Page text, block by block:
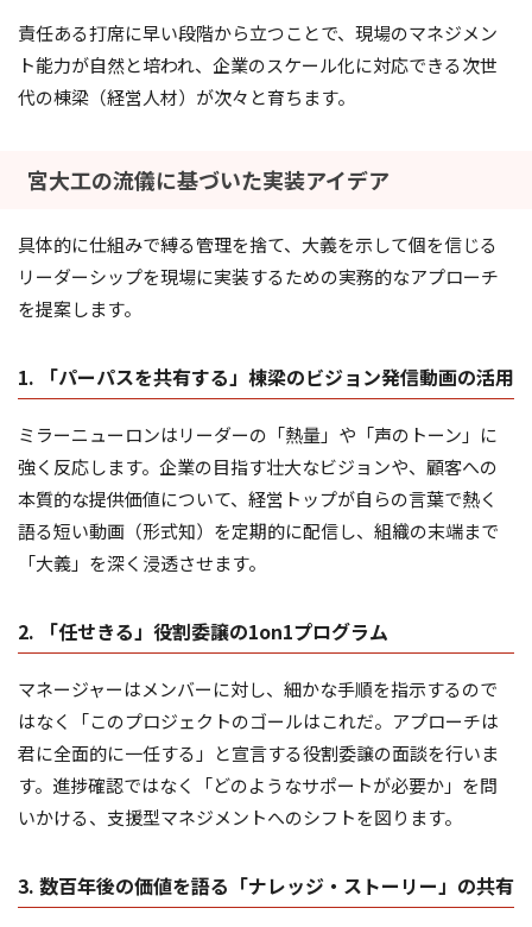
責任ある打席に早い段階から立つことで、現場のマネジメン
ト能力が自然と培われ、企業のスケール化に対応できる次世
代の棟梁（経営人材）が次々と育ちます。
宮大工の流儀に基づいた実装アイデア
具体的に仕組みで縛る管理を捨て、大義を示して個を信じる
リーダーシップを現場に実装するための実務的なアプローチ
を提案します。
1. 「パーパスを共有する」棟梁のビジョン発信動画の活用
ミラーニューロンはリーダーの「熱量」や「声のトーン」に
強く反応します。企業の目指す壮大なビジョンや、顧客への
本質的な提供価値について、経営トップが自らの言葉で熱く
語る短い動画（形式知）を定期的に配信し、組織の末端まで
「大義」を深く浸透させます。
2. 「任せきる」役割委譲の1on1プログラム
マネージャーはメンバーに対し、細かな手順を指示するので
はなく「このプロジェクトのゴールはこれだ。アプローチは
君に全面的に一任する」と宣言する役割委譲の面談を行いま
す。進捗確認ではなく「どのようなサポートが必要か」を問
いかける、支援型マネジメントへのシフトを図ります。
3. 数百年後の価値を語る「ナレッジ・ストーリー」の共有